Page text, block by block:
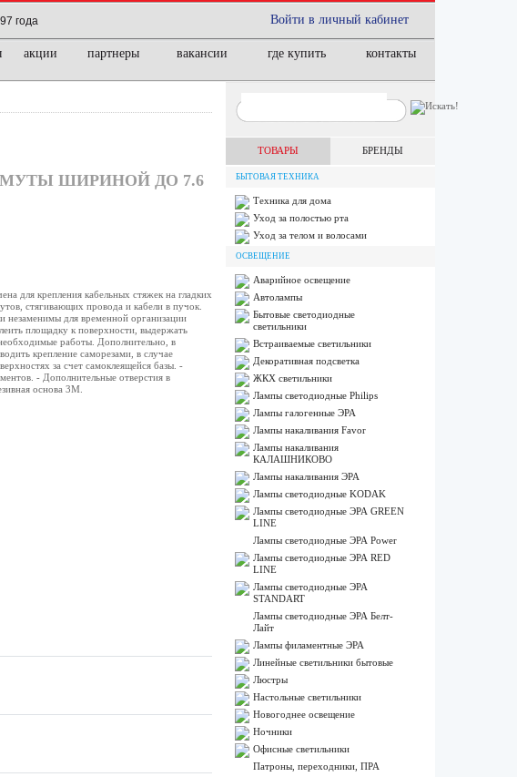
Войти в личный кабинет
года
акции партнеры вакансии где купить контакты
ШИРИНОЙ ДО 7.6
для крепления кабельных стяжек на гладких
стягивающих провода и кабели в пучок.
для временной организации
площадку к поверхности, выдержать
работы. Дополнительно, в
крепление саморезами, в случае
за счет самоклеящейся базы. -
- Дополнительные отверстия в
основа 3М.
ТОВАРЫ БРЕНДЫ
БЫТОВАЯ ТЕХНИКА
Техника для дома
Уход за полостью рта
Уход за телом и волосами
ОСВЕЩЕНИЕ
Аварийное освещение
Автолампы
Бытовые светодиодные
светильники
Встраиваемые светильники
Декоративная подсветка
ЖКХ светильники
Лампы cветодиодные Philips
Лампы галогенные ЭРА
Лампы накаливания Favor
Лампы накаливания
КАЛАШНИКОВО
Лампы накаливания ЭРА
Лампы светодиодные KODAK
Лампы светодиодные ЭРА GREEN
LINE
Лампы светодиодные ЭРА Power
Лампы светодиодные ЭРА RED
LINE
Лампы светодиодные ЭРА
STANDART
Лампы светодиодные ЭРА Белт-
Лайт
Лампы филаментные ЭРА
Линейные светильники бытовые
Люстры
Настольные светильники
Новогоднее освещение
Ночники
Офисные светильники
Патроны, переходники, ПРА